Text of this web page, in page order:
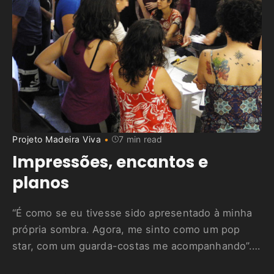
Projeto Madeira Viva 7 min read
Impressões, encantos e
planos
“É como se eu tivesse sido apresentado à minha
própria sombra. Agora, me sinto como um pop
star, com um guarda-costas me acompanhando”.